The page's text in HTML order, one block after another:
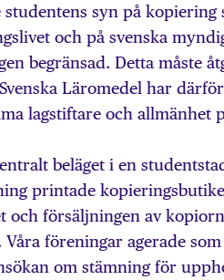
syn på kopiering
och på svenska
begränsad. Detta måste
Läromedel har
lagstiftare och allmänhet
beläget i en
printade
och försäljningen av
föreningar agerade
om stämning för